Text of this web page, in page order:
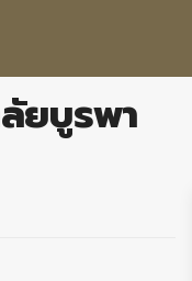
ยบูรพา